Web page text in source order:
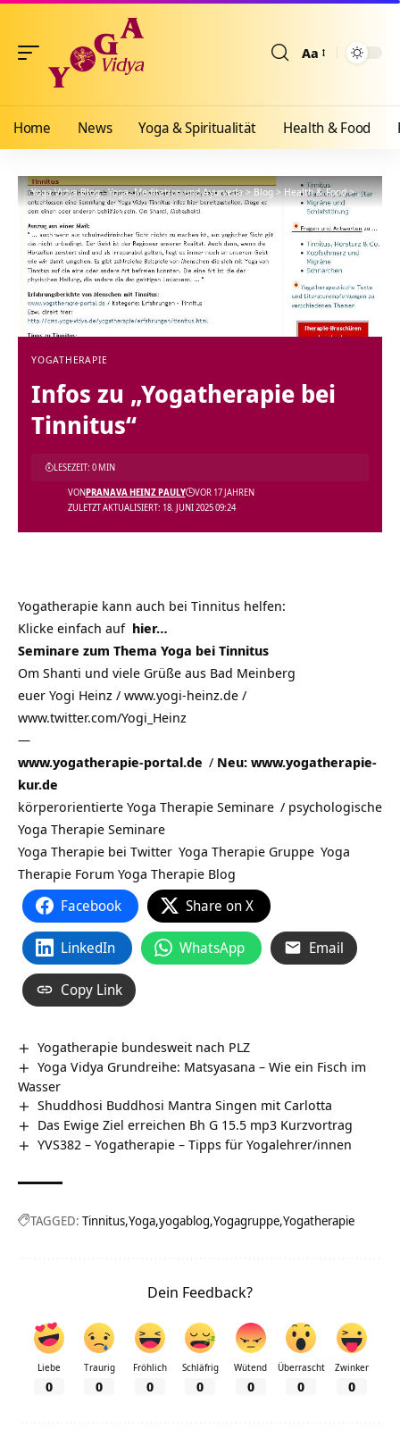
Aa
Home News Yoga & Spiritualität Health & Food
Yoga Vidya Blog - Yoga, Meditation und Ayurveda>Blog>Health & Food>
YOGATHERAPIE
Infos zu „Yogatherapie bei
Tinnitus“
ZULETZT AKTUALISIERT: 18. JUNI 2025 09:24
VONPRANAVA HEINZ PAULY VOR 17 JAHREN
LESEZEIT: 0 MIN
Yogatherapie kann auch bei Tinnitus helfen:
Klicke einfach auf hier…
Seminare zum Thema Yoga bei Tinnitus
Om Shanti und viele Grüße aus Bad Meinberg
euer Yogi Heinz / www.yogi-heinz.de /
www.twitter.com/Yogi_Heinz
—
www.yogatherapie-portal.de / Neu: www.yogatherapie-
kur.de
körperorientierte Yoga Therapie Seminare / psychologische
Yoga Therapie Seminare
Yoga Therapie bei Twitter Yoga Therapie Gruppe Yoga
Therapie Forum Yoga Therapie Blog
Facebook Share on X
LinkedIn WhatsApp Email
Copy Link
Yogatherapie bundesweit nach PLZ
Yoga Vidya Grundreihe: Matsyasana – Wie ein Fisch im
Wasser
Shuddhosi Buddhosi Mantra Singen mit Carlotta
Das Ewige Ziel erreichen Bh G 15.5 mp3 Kurzvortrag
YVS382 – Yogatherapie – Tipps für Yogalehrer/innen
TAGGED: Tinnitus Yoga yogablog Yogagruppe Yogatherapie
Dein Feedback?
Liebe
0
Traurig
0
Fröhlich
0
Schläfrig
0
Wütend
0
Überrascht
0
Zwinker
0